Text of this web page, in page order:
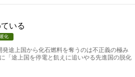
いる
化
途上国から化石燃料を奪うのは不正義の極み
「途上国を停電と飢えに追いやる先進国の脱化